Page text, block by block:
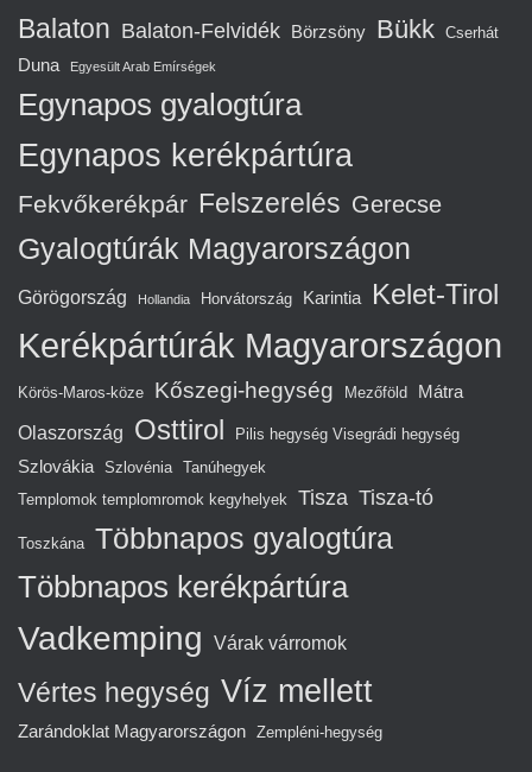
Balaton Balaton-Felvidék Börzsöny Bükk Cserhát
Duna Egyesült Arab Emírségek
Egynapos gyalogtúra
Egynapos kerékpártúra
Fekvőkerékpár Felszerelés Gerecse
Gyalogtúrák Magyarországon
Görögország Hollandia Horvátország Karintia Kelet-Tirol
Kerékpártúrák Magyarországon
Körös-Maros-köze Kőszegi-hegység Mezőföld Mátra
Olaszország Osttirol Pilis hegység Visegrádi hegység
Szlovákia Szlovénia Tanúhegyek
Templomok templomromok kegyhelyek Tisza Tisza-tó
Toszkána Többnapos gyalogtúra
Többnapos kerékpártúra
Vadkemping Várak várromok
Vértes hegység Víz mellett
Zarándoklat Magyarországon Zempléni-hegység